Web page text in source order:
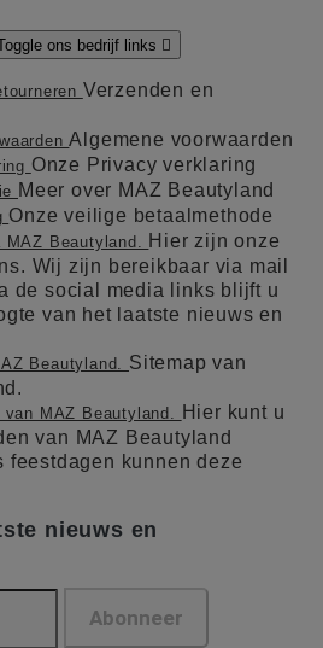
ons bedrijf links 
Verzenden en
Algemene voorwaarden
Onze Privacy verklaring
Meer over MAZ Beautyland
Onze veilige betaalmethode
MAZ Beautyland.
Hier zijn onze
Wij zijn bereikbaar via mail
de social media links blijft u
van het laatste nieuws en
Beautyland. Sitemap van
MAZ Beautyland.
Hier kunt u
van MAZ Beautyland
feestdagen kunnen deze
nieuws en